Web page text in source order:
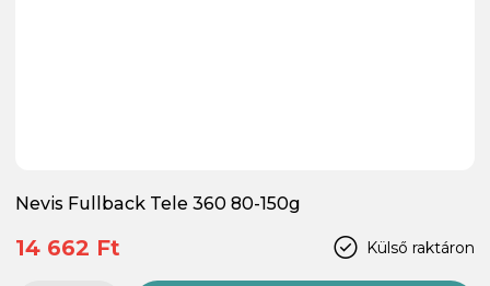
Nevis Fullback Tele 360 80-150g
Külső raktáron
14 662 Ft